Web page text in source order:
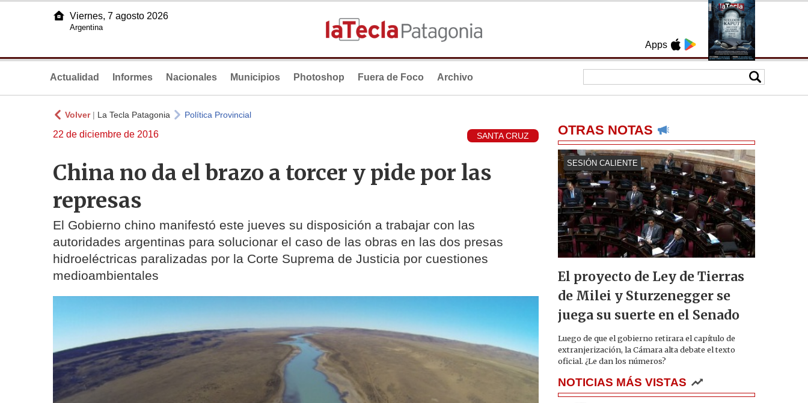
Apps
Viernes, 7 agosto 2026
Argentina
Actualidad Informes Nacionales Municipios Photoshop Fuera de Foco Archivo
Volver| La Tecla Patagonia Política Provincial
22 de diciembre de 2016 SANTA CRUZ
China no da el brazo a torcer y pide por las
represas
El Gobierno chino manifestó este jueves su disposición a trabajar con las
autoridades argentinas para solucionar el caso de las obras en las dos presas
hidroeléctricas paralizadas por la Corte Suprema de Justicia por cuestiones
medioambientales
OTRAS NOTAS
SESIÓN CALIENTE
El proyecto de Ley de Tierras
de Milei y Sturzenegger se
juega su suerte en el Senado
Luego de que el gobierno retirara el capítulo de
extranjerización, la Cámara alta debate el texto
oficial. ¿Le dan los números?
NOTICIAS MÁS VISTAS